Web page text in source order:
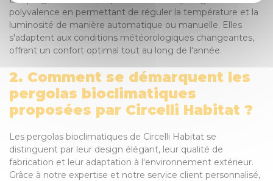
polyvalence en permettant de réguler la température et la
luminosité de manière automatique ou manuelle. Elles
s'adaptent aux conditions météorologiques changeantes,
offrant un confort optimal tout au long de l'année.
2. Comment se démarquent les
pergolas bioclimatiques
proposées par Circelli Habitat ?
Les pergolas bioclimatiques de Circelli Habitat se
distinguent par leur design élégant, leur qualité de
fabrication et leur adaptation à l'environnement extérieur.
Grâce à notre expertise et notre service client personnalisé,